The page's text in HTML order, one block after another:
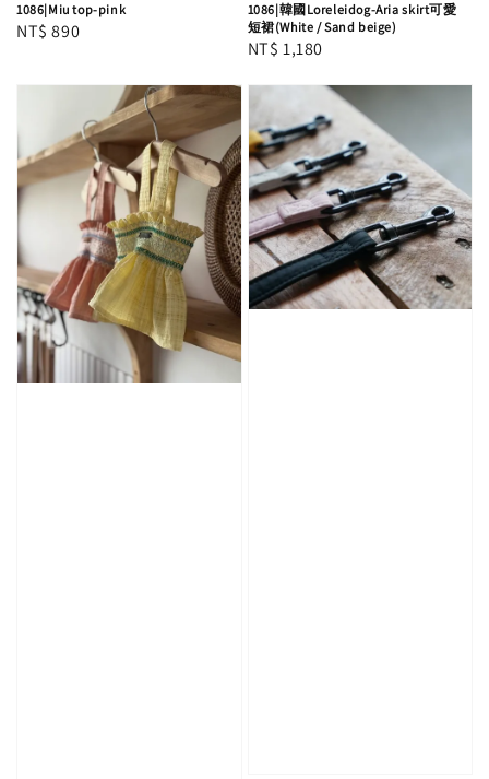
1086|Miu top-pink
Regular
NT$ 890
1086|韓國Loreleidog-Aria skirt可愛
短裙(White / Sand beige)
Regular
NT$ 1,180